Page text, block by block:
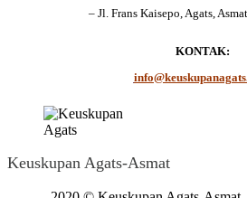
– Jl. Frans Kaisepo, Agats,
KONTAK:
Keuskupan Agats-Asmat